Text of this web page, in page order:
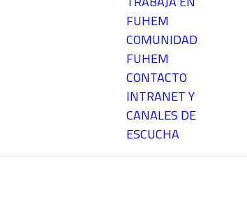
FUHEM
COMUNIDAD
FUHEM
CONTACTO
INTRANET Y
CANALES DE
ESCUCHA